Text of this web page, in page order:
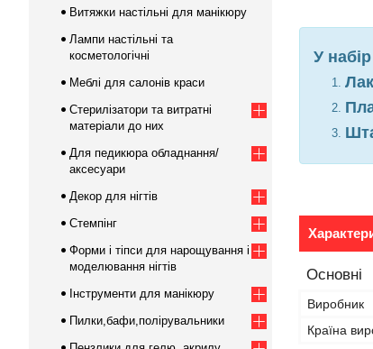
У
Основні
Виробник
Країна
Витяжки настільні для манікюру
Лампи настільні та
косметологічні
Меблі для салонів краси
Стерилізатори та витратні
матеріали до них
Для педикюра обладнання/
аксесуари
Декор для нігтів
Стемпінг
Форми і тіпси для нарощування і
моделювання нігтів
Інструменти для манікюру
Пилки,бафи,полірувальники